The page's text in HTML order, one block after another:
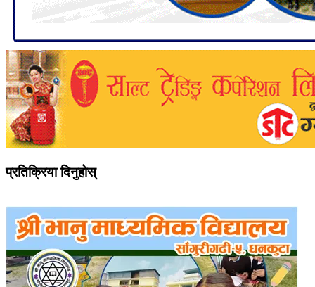
प्रतिक्रिया दिनुहोस्